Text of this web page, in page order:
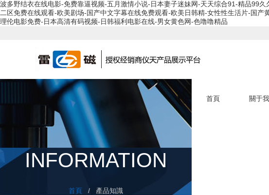
波多野结衣在线电影-免费靠逼视频-五月激情小说-日本妻子迷妹网-天天综合91-精品99
二区免费在线观看-欧美剧场-国产中文字幕在线免费观看-欧美日韩精-女性性生活片-国
理伦电影免费-日本高清有码视频-日韩福利电影在线-男女黄色网-色噜噜精品
首頁 關于
INFORMATION
首頁 / 產品知識